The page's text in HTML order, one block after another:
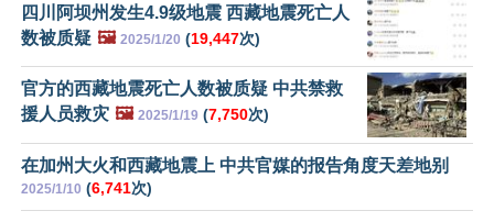
四川阿坝州发生4.9级地震 西藏地震死亡人
数被质疑 🖼️ 2025/1/20 (19,447次)
官方的西藏地震死亡人数被质疑 中共禁救
援人员救灾 🖼️ 2025/1/19 (7,750次)
在加州大火和西藏地震上 中共官媒的报告角度天差地别
2025/1/10 (6,741次)